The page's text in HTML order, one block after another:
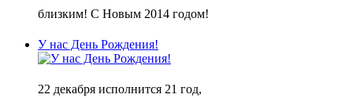
близким! С Новым 2014 годом!
У нас День Рождения!
22 декабря исполнится 21 год,